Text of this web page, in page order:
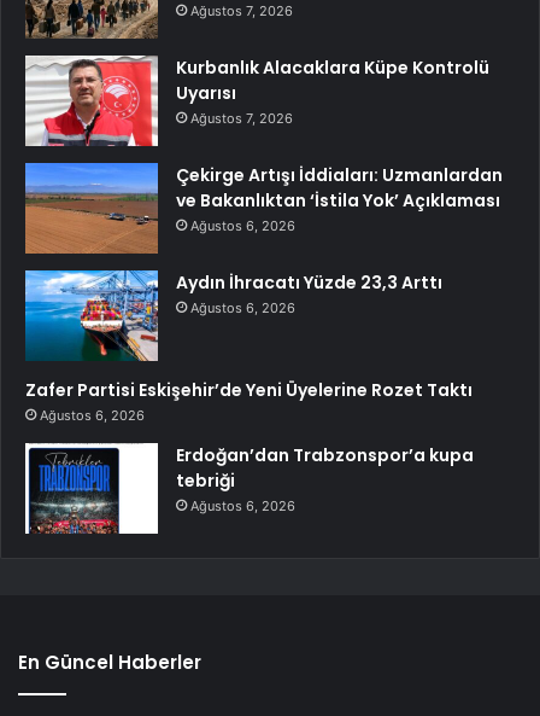
Ağustos 7, 2026
Kurbanlık Alacaklara Küpe Kontrolü
Uyarısı
Ağustos 7, 2026
Çekirge Artışı İddiaları: Uzmanlardan
ve Bakanlıktan ‘İstila Yok’ Açıklaması
Ağustos 6, 2026
Aydın İhracatı Yüzde 23,3 Arttı
Ağustos 6, 2026
Zafer Partisi Eskişehir’de Yeni Üyelerine Rozet Taktı
Ağustos 6, 2026
Erdoğan’dan Trabzonspor’a kupa
tebriği
Ağustos 6, 2026
En Güncel Haberler